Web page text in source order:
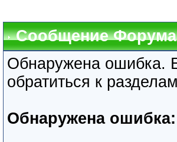
Сообщение Форума
Обнаружена ошибка.
обратиться к
Обнаружена ошибка: